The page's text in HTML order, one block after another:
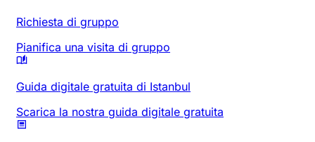
Richiesta di gruppo
Pianifica una visita di gruppo
Guida digitale gratuita di Istanbul
Scarica la nostra guida digitale gratuita